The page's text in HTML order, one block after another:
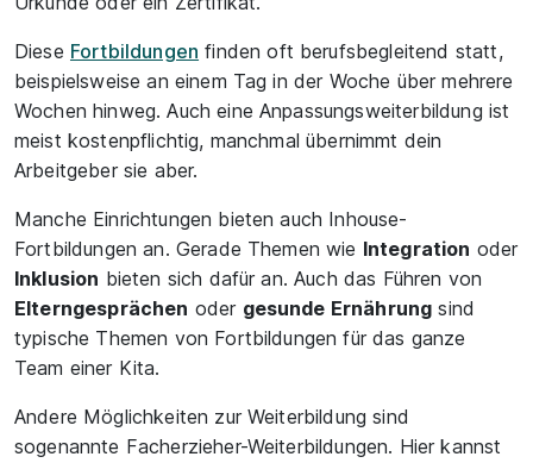
Diese Fortbildungen finden oft berufsbegleitend statt,
beispielsweise an einem Tag in der Woche über mehrere
Wochen hinweg. Auch eine Anpassungsweiterbildung ist
meist kostenpflichtig, manchmal übernimmt dein
Arbeitgeber sie aber.
Manche Einrichtungen bieten auch Inhouse-
Fortbildungen an. Gerade Themen wie Integration oder
Inklusion bieten sich dafür an. Auch das Führen von
Elterngesprächen oder gesunde Ernährung sind
typische Themen von Fortbildungen für das ganze
Team einer Kita.
Andere Möglichkeiten zur Weiterbildung sind
sogenannte Facherzieher-Weiterbildungen. Hier kannst